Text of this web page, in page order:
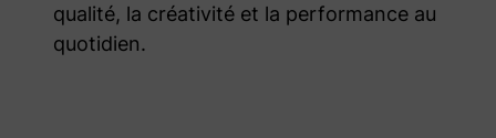
qualité, la créativité et la performance au
quotidien.